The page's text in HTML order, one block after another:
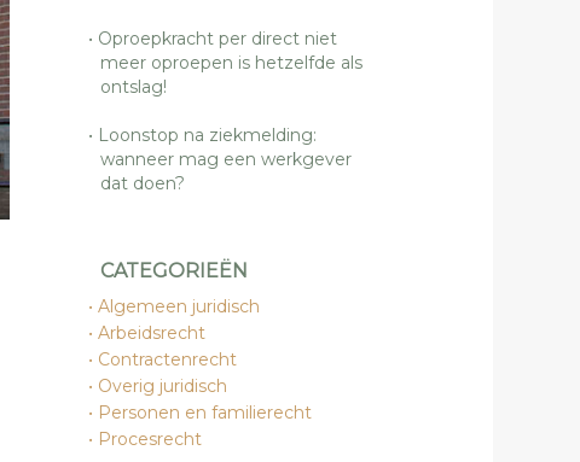
Oproepkracht per direct niet
meer oproepen is hetzelfde als
ontslag!
Loonstop na ziekmelding:
wanneer mag een werkgever
dat doen?
CATEGORIEËN
Algemeen juridisch
Arbeidsrecht
Contractenrecht
Overig juridisch
Personen en familierecht
Procesrecht